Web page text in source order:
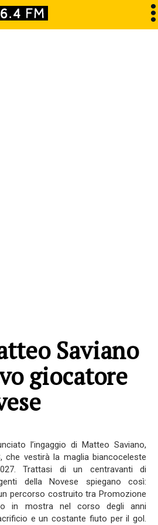
Saviano
giocatore
l’ingaggio di Matteo Saviano,
che vestirà la maglia biancoceleste
Trattasi di un centravanti di
della Novese spiegano così:
percorso costruito tra Promozione
in mostra nel corso degli anni
e un costante fiuto per il gol.